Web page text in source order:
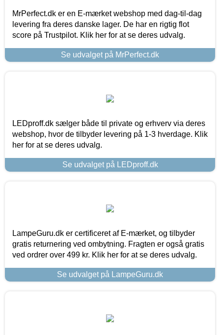
MrPerfect.dk er en E-mærket webshop med dag-til-dag
levering fra deres danske lager. De har en rigtig flot
score på Trustpilot. Klik her for at se deres udvalg.
Se udvalget på MrPerfect.dk
LEDproff.dk sælger både til private og erhverv via deres
webshop, hvor de tilbyder levering på 1-3 hverdage. Klik
her for at se deres udvalg.
Se udvalget på LEDproff.dk
LampeGuru.dk er certificeret af E-mærket, og tilbyder
gratis returnering ved ombytning. Fragten er også gratis
ved ordrer over 499 kr. Klik her for at se deres udvalg.
Se udvalget på LampeGuru.dk